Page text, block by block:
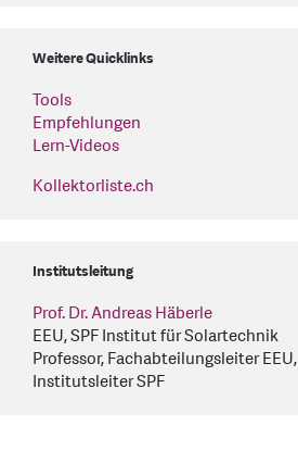
Weitere Quicklinks
Tools
Empfehlungen
Lern-Videos
Kollektorliste.ch
Institutsleitung
Prof. Dr. Andreas Häberle
EEU, SPF Institut für Solartechnik
Professor, Fachabteilungsleiter EEU,
Institutsleiter SPF